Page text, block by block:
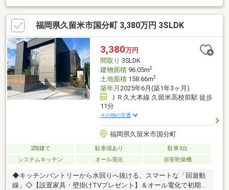
福岡県久留米市国分町 3,380万円 3SLDK
3,380万円
間取り 3SLDK
建物面積96.05m2
土地面積158.66m2
築年月 2025年6月(築1年3ヶ月)
ＪＲ久大本線 久留米高校前駅 徒歩
11分
その他の交通
福岡県久留米市国分町
2階建て 駐車場あり
駐車3台
システムキッチン
オール電化 浴室乾燥機
◆キッチンパントリーから水回りへ抜ける、スマートな「回遊動
線」◇【設置家具・壁掛けTVプレゼント】＆オール電化で初期費